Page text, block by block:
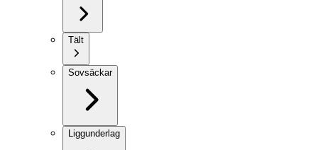
Tält
Sovsäckar
Liggunderlag